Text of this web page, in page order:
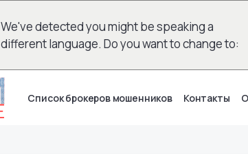
We've detected you might be speaking a
different language. Do you want to change to:
Список брокеров мошенников Контакты